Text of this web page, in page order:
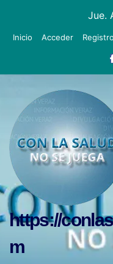
Jue.
Inicio Acceder Registro
https://
m